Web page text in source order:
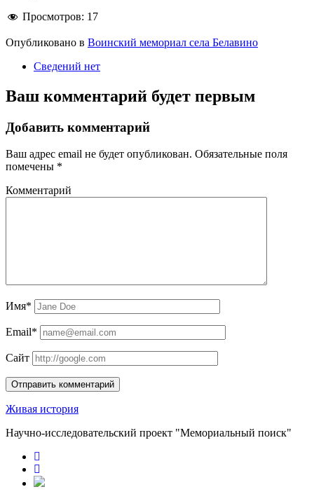
Просмотров: 17
Опубликовано в Воинский мемориал села Белавино
Сведений нет
Ваш комментарий будет первым
Добавить комментарий
Ваш адрес email не будет опубликован. Обязательные поля
помечены *
Комментарий
Имя*
Email*
Сайт
Живая история
Научно-исследовательский проект "Мемориальный поиск"
RuTube